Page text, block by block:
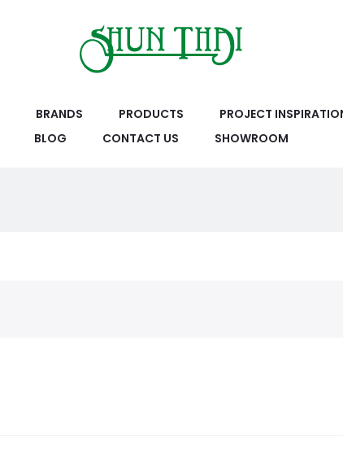
BRANDS PRODUCTS
PROJECT
BLOG
CONTACT US SHOWROOM